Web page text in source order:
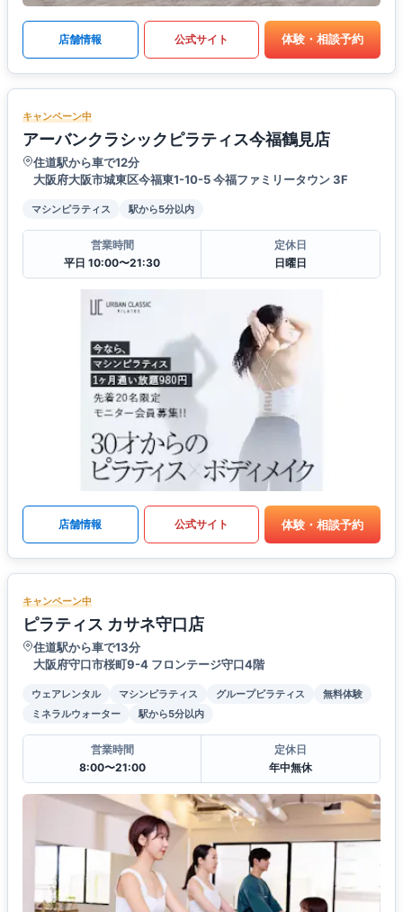
店舗情報 公式サイト 体験・相談予約
キャンペーン中
アーバンクラシックピラティス今福鶴見店
住道駅から車で12分
大阪府大阪市城東区今福東1-10-5 今福ファミリータウン 3F
マシンピラティス 駅から5分以内
営業時間
平日 10:00〜21:30
定休日
日曜日
店舗情報 公式サイト 体験・相談予約
キャンペーン中
ピラティス カサネ守口店
住道駅から車で13分
大阪府守口市桜町9-4 フロンテージ守口4階
ウェアレンタル マシンピラティス グループピラティス
無料体験
ミネラルウォーター
駅から5分以内
営業時間
8:00〜21:00
定休日
年中無休